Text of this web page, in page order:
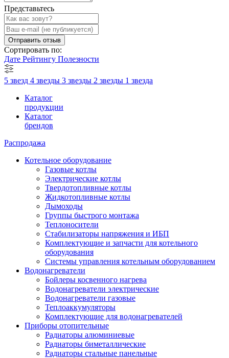
Представьтесь
Отправить отзыв
Сортировать по:
Дате Рейтингу Полезности
5 звезд 4 звезды 3 звезды 2 звезды 1 звезда
Каталог
продукции
Каталог
брендов
Распродажа
Котельное оборудование
Газовые котлы
Электрические котлы
Твердотопливные котлы
Жидкотопливные котлы
Дымоходы
Группы быстрого монтажа
Теплоносители
Стабилизаторы напряжения и ИБП
Комплектующие и запчасти для котельного
оборудования
Системы управления котельным оборудованием
Водонагреватели
Бойлеры косвенного нагрева
Водонагреватели электрические
Водонагреватели газовые
Теплоаккумуляторы
Комплектующие для водонагревателей
Приборы отопительные
Радиаторы алюминиевые
Радиаторы биметаллические
Радиаторы стальные панельные